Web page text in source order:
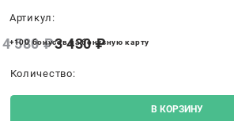
Артикул:
4 580 ₽3 430 ₽
+100 бонусов на бонусную карту
Количество:
В КОРЗИНУ